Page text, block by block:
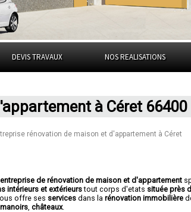
DEVIS TRAVAUX NOS REALISATIONS
à Céret 66400
rénovation de maison et d'appartement à Céret
entreprise de rénovation de maison et d'appartement
intérieurs et extérieurstout corps d'etats située près
offre ses services dans larénovation immobilière
,manoirs ,châteaux.